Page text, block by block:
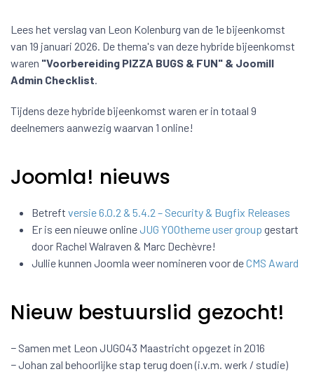
Lees het verslag van Leon Kolenburg van de 1e bijeenkomst
van 19 januari 2026. De thema's van deze hybride bijeenkomst
waren "Voorbereiding PIZZA BUGS & FUN" & Joomill
Admin Checklist.
Tijdens deze hybride bijeenkomst waren er in totaal 9
deelnemers aanwezig waarvan 1 online!
Joomla! nieuws
Betreft versie 6.0.2 & 5.4.2 – Security & Bugfix Releases
Er is een nieuwe onlineJUG YOOtheme user group gestart
door Rachel Walraven & Marc Dechèvre!
Jullie kunnen Joomla weer nomineren voor deCMS Award
Nieuw bestuurslid gezocht!
− Samen met Leon JUG043 Maastricht opgezet in 2016
− Johan zal behoorlijke stap terug doen (i.v.m. werk / studie)